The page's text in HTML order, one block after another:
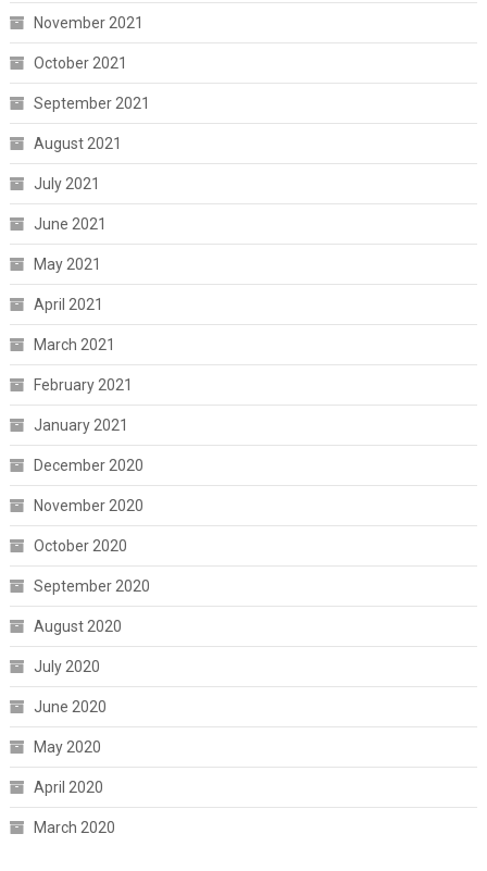
November 2021
October 2021
September 2021
August 2021
July 2021
June 2021
May 2021
April 2021
March 2021
February 2021
January 2021
December 2020
November 2020
October 2020
September 2020
August 2020
July 2020
June 2020
May 2020
April 2020
March 2020